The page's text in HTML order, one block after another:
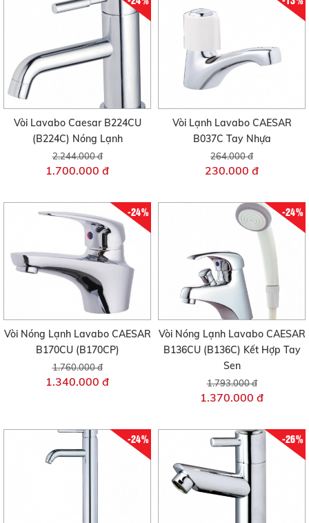
Vòi Lavabo Caesar B224CU
(B224C) Nóng Lạnh
2.244.000 đ
1.700.000 đ
Vòi Lạnh Lavabo CAESAR
B037C Tay Nhựa
264.000 đ
230.000 đ
-24%
Vòi Nóng Lạnh Lavabo CAESAR
B170CU (B170CP)
1.760.000 đ
1.340.000 đ
-24%
Vòi Nóng Lạnh Lavabo CAESAR
B136CU (B136C) Kết Hợp Tay
Sen
1.793.000 đ
1.370.000 đ
-24% -26%